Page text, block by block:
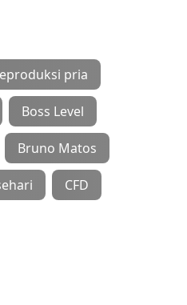
pria
Boss Level
Bruno Matos
CFD